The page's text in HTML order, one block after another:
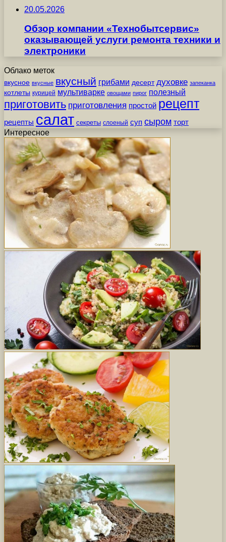
20.05.2026
Обзор компании «Технобытсервис»
оказывающей услуги ремонта техники и
электроники
Облако меток
вкусное вкусные вкусный грибами десерт духовке запеканка
котлеты курицей мультиварке овощами пирог полезный
приготовить приготовления простой рецепт
рецепты салат секреты слоеный суп сыром торт
Интересное